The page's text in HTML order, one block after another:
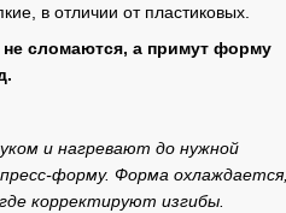
в отличии от пластиковых.
сломаются, а примут форму
и нагревают до нужной
форму. Форма охлаждается,
корректируют изгибы.